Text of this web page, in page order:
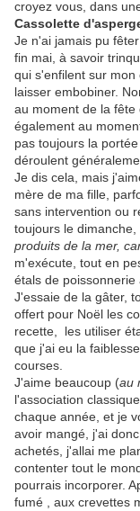
croyez vous, dans
Cassolette
Je n'ai jamais pu
fin mai, à savoir
qui s'enfilent sur
laisser embobiner.
au moment de la fête
également au
pas toujours la
déroulent
Je dis cela, mais
mère de ma fille,
sans intervention ou
toujours le
produits de la mer,
m'exécute, tout en
étals de poissonnerie
J'essaie de la gâter,
offert pour Noël les
recette, les utiliser
que j'ai eu la
courses.
J'aime beaucoup (au
l'association
chaque année, et je
avoir mangé, j'ai
achetés, j'allai me
contenter tout le
pourrais incorporer.
fumé , aux crevettes